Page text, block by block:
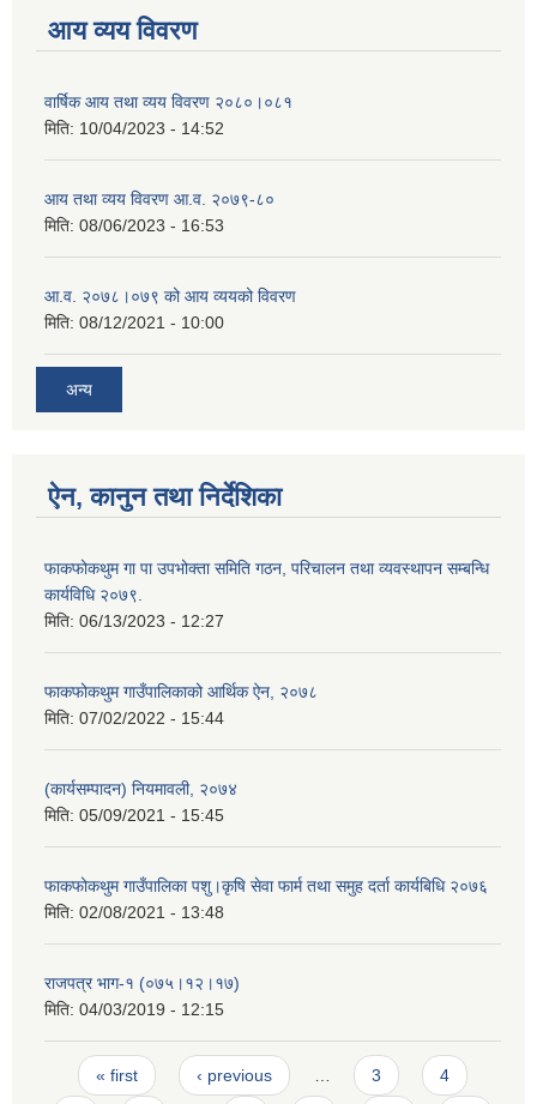
आय व्यय विवरण
वार्षिक आय तथा व्यय विवरण २०८०।०८१
मिति: 10/04/2023 - 14:52
आय तथा व्यय विवरण आ.व. २०७९-८०
मिति: 08/06/2023 - 16:53
आ.व. २०७८।०७९ को आय व्ययको विवरण
मिति: 08/12/2021 - 10:00
अन्य
ऐन, कानुन तथा निर्देशिका
फाकफोकथुम गा पा उपभोक्ता समिति गठन, परिचालन तथा व्यवस्थापन सम्बन्धि
कार्यविधि २०७९.
मिति: 06/13/2023 - 12:27
फाकफोकथुम गाउँपालिकाको आर्थिक ऐन, २०७८
मिति: 07/02/2022 - 15:44
(कार्यसम्पादन) नियमावली, २०७४
मिति: 05/09/2021 - 15:45
फाकफोकथुम गाउँपालिका पशु।कृषि सेवा फार्म तथा समुह दर्ता कार्यबिधि २०७६
मिति: 02/08/2021 - 13:48
राजपत्र भाग-१ (०७५।१२।१७)
मिति: 04/03/2019 - 12:15
Pages
« first ‹ previous 3 4